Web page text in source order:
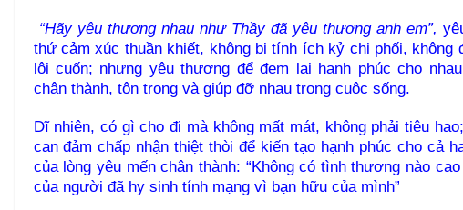
“Hãy yêu thương nhau như Thầy đã yêu thương anh em”,
thứ cảm xúc thuần khiết, không bị tính ích kỷ chi phối, không
lôi cuốn; nhưng yêu thương để đem lại hạnh phúc cho
chân thành, tôn trọng và giúp đỡ nhau trong cuộc sống.
Dĩ nhiên, có gì cho đi mà không mất mát, không phải tiêu
can đảm chấp nhận thiệt thòi để kiến tạo hạnh phúc cho cả
của lòng yêu mến chân thành: “Không có tình thương nào
của người đã hy sinh tính mạng vì bạn hữu của mình”